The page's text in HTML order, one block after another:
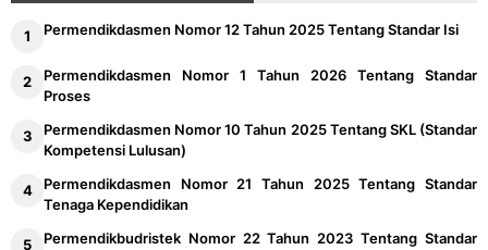
Permendikdasmen Nomor 12 Tahun 2025 Tentang Standar Isi
Permendikdasmen Nomor 1 Tahun 2026 Tentang Standar
Proses
Permendikdasmen Nomor 10 Tahun 2025 Tentang SKL (Standar
Kompetensi Lulusan)
Permendikdasmen Nomor 21 Tahun 2025 Tentang Standar
Tenaga Kependidikan
Permendikbudristek Nomor 22 Tahun 2023 Tentang Standar